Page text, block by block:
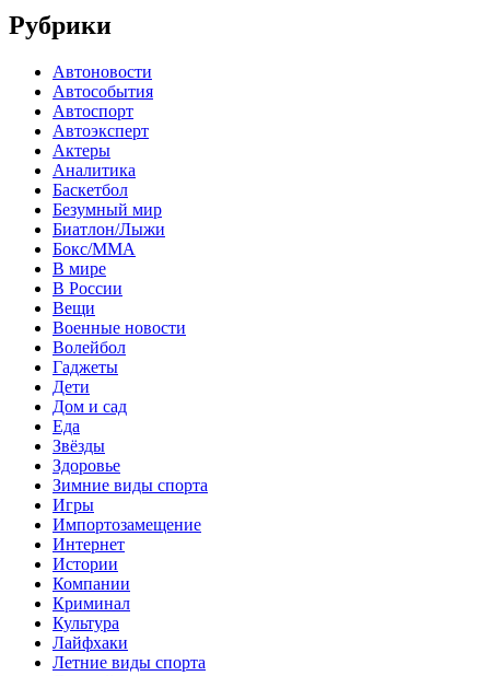
Рубрики
Автоновости
Автособытия
Автоспорт
Автоэксперт
Актеры
Аналитика
Баскетбол
Безумный мир
Биатлон/Лыжи
Бокс/MMA
В мире
В России
Вещи
Военные новости
Волейбол
Гаджеты
Дети
Дом и сад
Еда
Звёзды
Здоровье
Зимние виды спорта
Игры
Импортозамещение
Интернет
Истории
Компании
Криминал
Культура
Лайфхаки
Летние виды спорта